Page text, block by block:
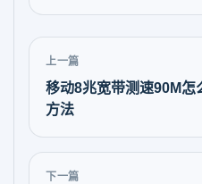
上一篇
移动8兆宽带测速90M怎
方法
下一篇